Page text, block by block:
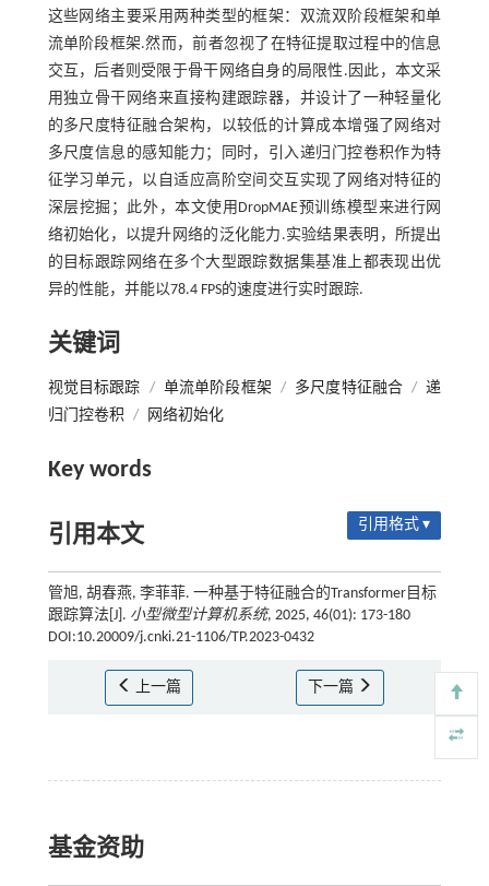
这些网络主要采用两种类型的框架：双流双阶段框架和单
流单阶段框架.然而，前者忽视了在特征提取过程中的信息
交互，后者则受限于骨干网络自身的局限性.因此，本文采
用独立骨干网络来直接构建跟踪器，并设计了一种轻量化
的多尺度特征融合架构，以较低的计算成本增强了网络对
多尺度信息的感知能力；同时，引入递归门控卷积作为特
征学习单元，以自适应高阶空间交互实现了网络对特征的
深层挖掘；此外，本文使用DropMAE预训练模型来进行网
络初始化，以提升网络的泛化能力.实验结果表明，所提出
的目标跟踪网络在多个大型跟踪数据集基准上都表现出优
异的性能，并能以78.4 FPS的速度进行实时跟踪.
关键词
视觉目标跟踪 / 单流单阶段框架 / 多尺度特征融合 / 递
归门控卷积 / 网络初始化
Key words
引用本文 引用格式 ▾
管旭, 胡春燕, 李菲菲. 一种基于特征融合的Transformer目标
跟踪算法[J]. 小型微型计算机系统, 2025, 46(01): 173-180
DOI:10.20009/j.cnki.21-1106/TP.2023-0432
上一篇 下一篇
基金资助